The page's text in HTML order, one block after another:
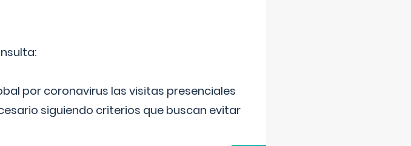
por coronavirus las visitas presenciales
siguiendo criterios que buscan evitar